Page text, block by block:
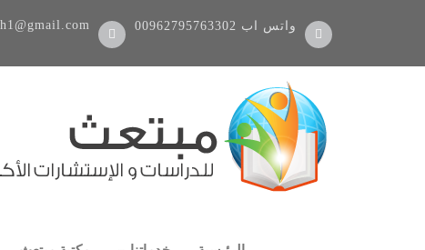
00962795763302 واتس اب